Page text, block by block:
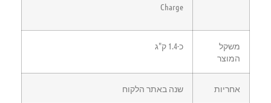
Charge
משקל
המוצר
כ-1.4 ק"ג
אחריות שנה באתר הלקוח